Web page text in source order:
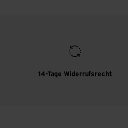
14-Tage Widerrufsrecht